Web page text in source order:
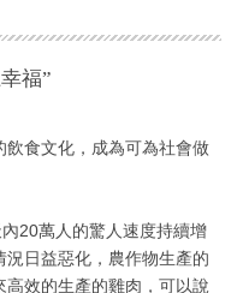
福”
食文化，成為可為社會做
20萬人的驚人速度持續增
日益惡化，農作物生產的
效的生產的雞肉，可以說